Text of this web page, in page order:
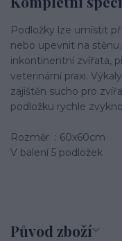
Podložky lze umístit
nebo upevnit na
inkontinentní zvířata,
veterinární praxi.
zajištěn sucho pro
podložku rychle
Rozměr : 60x60cm
V balení 5 podložek
Původ zboží